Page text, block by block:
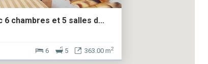
6 chambres et 5 salles d...
363.00 m2
5
6